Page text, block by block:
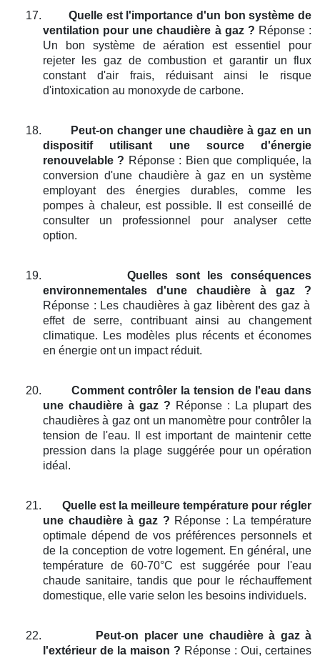
17.
Quelle est l'importance d'un bon système de
ventilation pour une chaudière à gaz ? Réponse :
Un bon système de aération est essentiel pour
rejeter les gaz de combustion et garantir un flux
constant d'air frais, réduisant ainsi le risque
d'intoxication au monoxyde de carbone.
18.
Peut-on changer une chaudière à gaz en un
dispositif utilisant une source d'énergie
renouvelable ? Réponse : Bien que compliquée, la
conversion d'une chaudière à gaz en un système
employant des énergies durables, comme les
pompes à chaleur, est possible. Il est conseillé de
consulter un professionnel pour analyser cette
option.
19.
Quelles sont les conséquences
environnementales d'une chaudière à gaz ?
Réponse : Les chaudières à gaz libèrent des gaz à
effet de serre, contribuant ainsi au changement
climatique. Les modèles plus récents et économes
en énergie ont un impact réduit.
20.
Comment contrôler la tension de l'eau dans
une chaudière à gaz ? Réponse : La plupart des
chaudières à gaz ont un manomètre pour contrôler la
tension de l'eau. Il est important de maintenir cette
pression dans la plage suggérée pour un opération
idéal.
21.
Quelle est la meilleure température pour régler
une chaudière à gaz ? Réponse : La température
optimale dépend de vos préférences personnels et
de la conception de votre logement. En général, une
température de 60-70°C est suggérée pour l'eau
chaude sanitaire, tandis que pour le réchauffement
domestique, elle varie selon les besoins individuels.
22.
Peut-on placer une chaudière à gaz à
l'extérieur de la maison ? Réponse : Oui, certaines